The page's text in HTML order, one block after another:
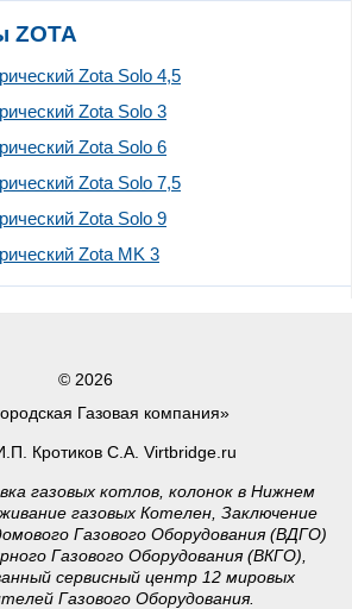
ZOTA
Zota Solo 4,5
Zota Solo 3
Zota Solo 6
Zota Solo 7,5
Zota Solo 9
Zota MK 3
© 2026
Газовая компания»
Кротиков С.А. Virtbridge.ru
газовых котлов, колонок в Нижнем
газовых Котелен, Заключение
Газового Оборудования (ВДГО)
Газового Оборудования (ВКГО),
сервисный центр 12 мировых
Газового Оборудования.